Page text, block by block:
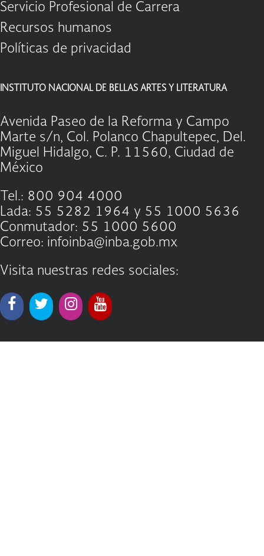
Servicio Profesional de Carrera
Recursos humanos
Políticas de privacidad
INSTITUTO NACIONAL DE BELLAS ARTES Y LITERATURA
Avenida Paseo de la Reforma y Campo
Marte s/n, Col. Polanco Chapultepec, Del.
Miguel Hidalgo, C. P. 11560, Ciudad de
México
Tel.: 800 904 4000
Lada: 55 5282 1964 y 55 1000 5636
Conmutador: 55 1000 5600
Correo: infoinba@inba.gob.mx
Visita nuestras redes sociales: